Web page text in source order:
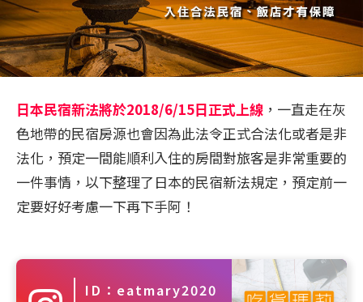
日本民宿新法將於2018/6/15日正式上線 ，一直走在灰
色地帶的民宿房源也會因為此法令正式合法化或者是非
法化，預定一間能順利入住的房間對旅客是非常重要的
一件事情，以下整理了日本的民宿新法規定，預定前一
定要好好考慮一下再下手阿！
ID：eatmary2020